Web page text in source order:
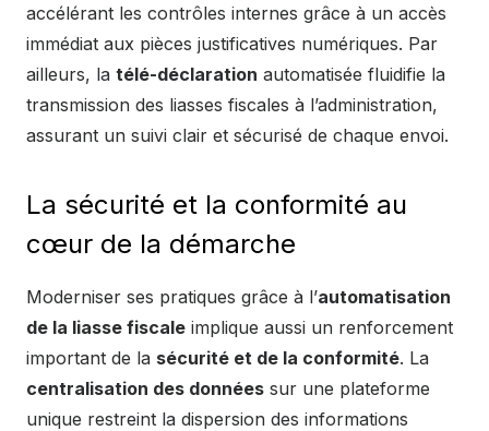
accélérant les contrôles internes grâce à un accès
immédiat aux pièces justificatives numériques. Par
ailleurs, la télé-déclaration automatisée fluidifie la
transmission des liasses fiscales à l’administration,
assurant un suivi clair et sécurisé de chaque envoi.
La sécurité et la conformité au
cœur de la démarche
Moderniser ses pratiques grâce à l’automatisation
de la liasse fiscale implique aussi un renforcement
important de la sécurité et de la conformité. La
centralisation des données sur une plateforme
unique restreint la dispersion des informations